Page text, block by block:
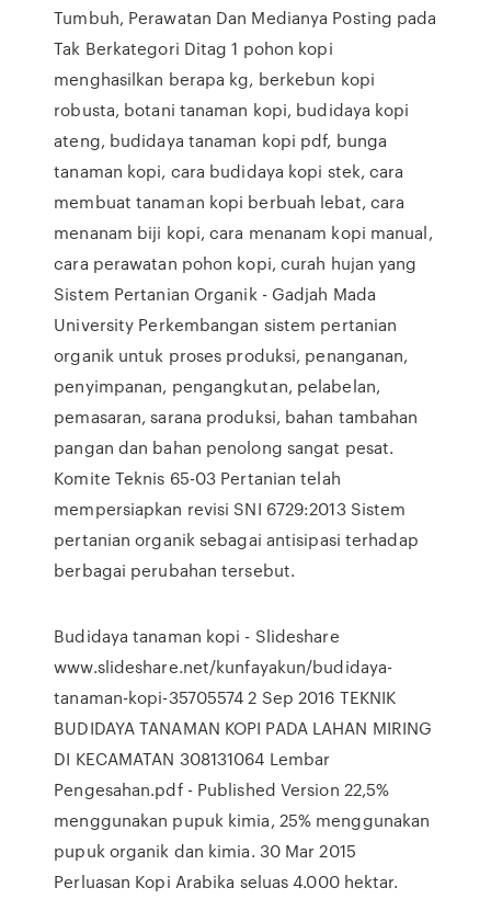
Tumbuh, Perawatan Dan Medianya Posting pada
Tak Berkategori Ditag 1 pohon kopi
menghasilkan berapa kg, berkebun kopi
robusta, botani tanaman kopi, budidaya kopi
ateng, budidaya tanaman kopi pdf, bunga
tanaman kopi, cara budidaya kopi stek, cara
membuat tanaman kopi berbuah lebat, cara
menanam biji kopi, cara menanam kopi manual,
cara perawatan pohon kopi, curah hujan yang
Sistem Pertanian Organik - Gadjah Mada
University Perkembangan sistem pertanian
organik untuk proses produksi, penanganan,
penyimpanan, pengangkutan, pelabelan,
pemasaran, sarana produksi, bahan tambahan
pangan dan bahan penolong sangat pesat.
Komite Teknis 65-03 Pertanian telah
mempersiapkan revisi SNI 6729:2013 Sistem
pertanian organik sebagai antisipasi terhadap
berbagai perubahan tersebut.
Budidaya tanaman kopi - Slideshare
www.slideshare.net/kunfayakun/budidaya-
tanaman-kopi-35705574 2 Sep 2016 TEKNIK
BUDIDAYA TANAMAN KOPI PADA LAHAN MIRING
DI KECAMATAN 308131064 Lembar
Pengesahan.pdf - Published Version 22,5%
menggunakan pupuk kimia, 25% menggunakan
pupuk organik dan kimia. 30 Mar 2015
Perluasan Kopi Arabika seluas 4.000 hektar.